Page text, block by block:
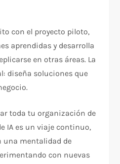
con el proyecto piloto,
aprendidas y desarrolla
en otras áreas. La
diseña soluciones que
toda tu organización de
IA es un viaje continuo,
una mentalidad de
con nuevas